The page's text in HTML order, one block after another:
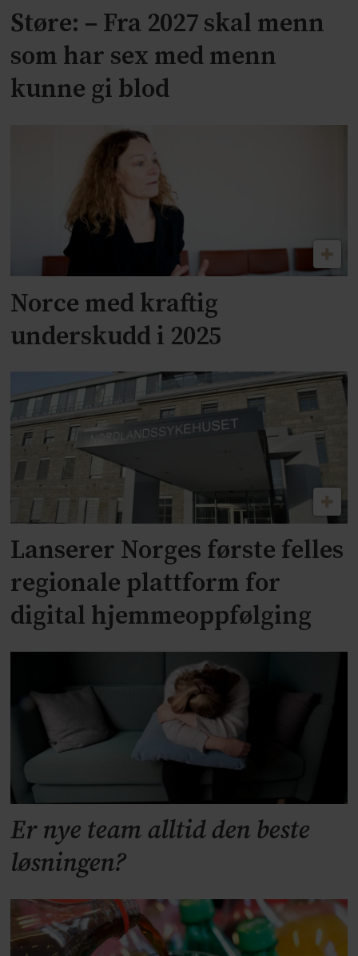
Støre: – Fra 2027 skal menn
som har sex med menn
kunne gi blod
Norce med kraftig
underskudd i 2025
Lanserer Norges første felles
regionale plattform for
digital hjemmeoppfølging
Er nye team alltid den beste
løsningen?